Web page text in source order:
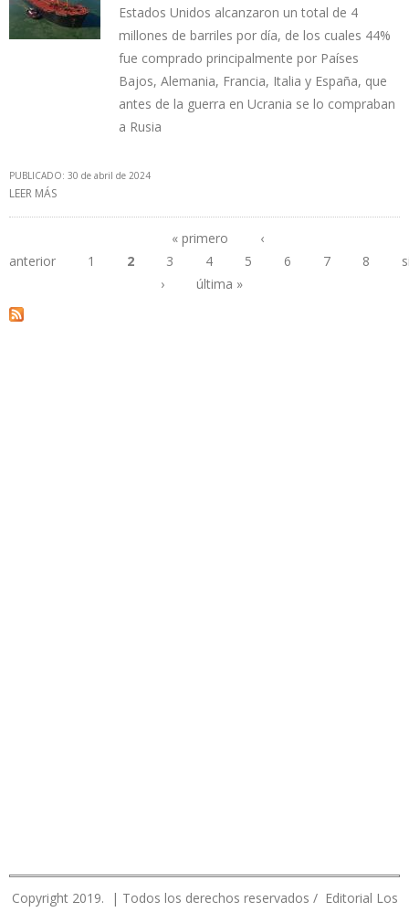
Estados Unidos alcanzaron un total de 4
millones de barriles por día, de los cuales 44%
fue comprado principalmente por Países
Bajos, Alemania, Francia, Italia y España, que
antes de la guerra en Ucrania se lo compraban
a Rusia
PUBLICADO: 30 de abril de 2024
LEER MÁS
Páginas
« primero
‹
anterior
1 2 3 4 5 6 7 8
›
última »
Copyright 2019. | Todos los derechos reservados / Editorial Los